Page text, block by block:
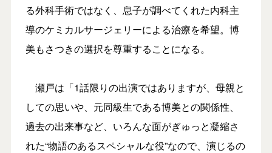
る外科手術ではなく、息子が調べてくれた内科主
導のケミカルサージェリーによる治療を希望。博
美もさつきの選択を尊重することになる。
瀬戸は「1話限りの出演ではありますが、母親と
しての思いや、元同級生である博美との関係性、
過去の出来事など、いろんな面がぎゅっと凝縮さ
れた“物語のあるスペシャルな役”なので、演じるの